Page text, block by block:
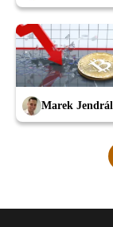
Marek Jendrál